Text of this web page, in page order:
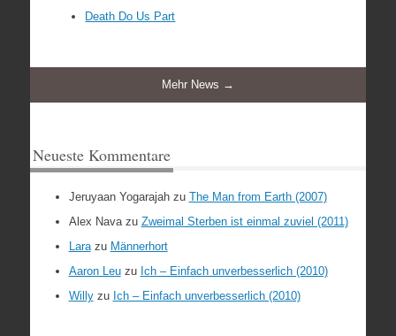
Death Do Us Part
Mehr News →
Neueste Kommentare
Jeruyaan Yogarajahzu The Man from Earth (2007)
Alex Navazu Zweimal Sterben ist einmal zuviel (2011)
Larazu Männerhort
Aaron Leuzu Ich – Einfach unverbesserlich (2010)
Willyzu Ich – Einfach unverbesserlich (2010)